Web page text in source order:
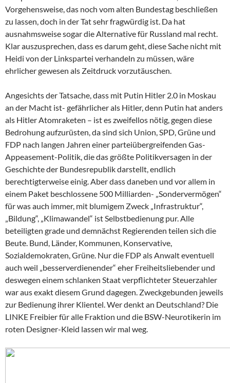
Vorgehensweise, das noch vom alten Bundestag beschließen
zu lassen, doch in der Tat sehr fragwürdig ist. Da hat
ausnahmsweise sogar die Alternative für Russland mal recht.
Klar auszusprechen, dass es darum geht, diese Sache nicht mit
Heidi von der Linkspartei verhandeln zu müssen, wäre
ehrlicher gewesen als Zeitdruck vorzutäuschen.
Angesichts der Tatsache, dass mit Putin Hitler 2.0 in Moskau
an der Macht ist- gefährlicher als Hitler, denn Putin hat anders
als Hitler Atomraketen – ist es zweifellos nötig, gegen diese
Bedrohung aufzurüsten, da sind sich Union, SPD, Grüne und
FDP nach langen Jahren einer parteiübergreifenden Gas-
Appeasement-Politik, die das größte Politikversagen in der
Geschichte der Bundesrepublik darstellt, endlich
berechtigterweise einig. Aber dass daneben und vor allem in
einem Paket beschlossene 500 Milliarden- „Sondervermögen“
für was auch immer, mit blumigem Zweck „Infrastruktur“,
„Bildung“, „Klimawandel“ ist Selbstbedienung pur. Alle
beteiligten grade und demnächst Regierenden teilen sich die
Beute. Bund, Länder, Kommunen, Konservative,
Sozialdemokraten, Grüne. Nur die FDP als Anwalt eventuell
auch weil „besserverdienender“ eher Freiheitsliebender und
deswegen einem schlanken Staat verpflichteter Steuerzahler
war aus exakt diesem Grund dagegen. Zweckgebunden jeweils
zur Bedienung ihrer Klientel. Wer denkt an Deutschland? Die
LINKE Freibier für alle Fraktion und die BSW-Neurotikerin im
roten Designer-Kleid lassen wir mal weg.